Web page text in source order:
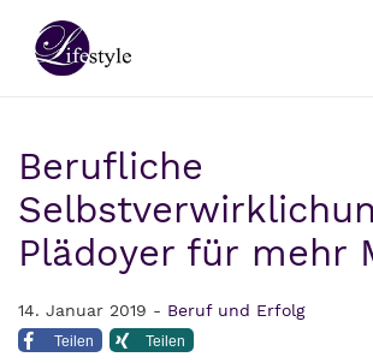
Berufliche
Plädoyer für mehr
14. Januar 2019 - Beruf und Erfolg
Teilen Teilen